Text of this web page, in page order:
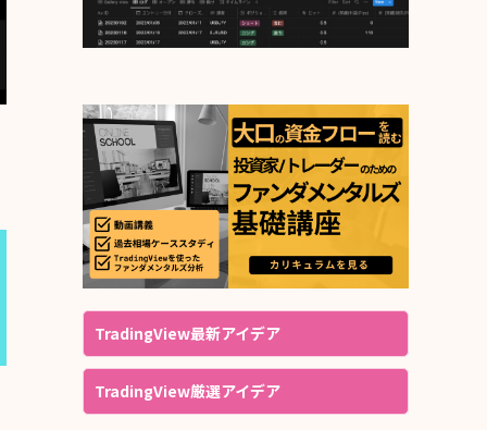
TradingView最新アイデア
TradingView厳選アイデア